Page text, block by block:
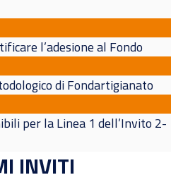
l’adesione al Fondo
di Fondartigianato
per la Linea 1 dell’Invito 2-
INVITI